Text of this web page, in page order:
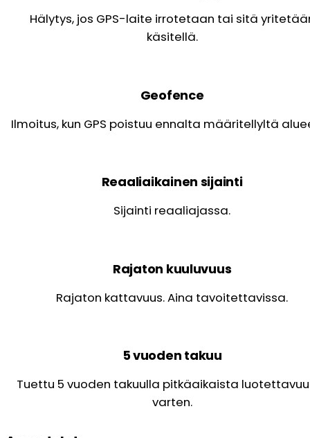
Hälytys, jos GPS-laite irrotetaan tai sitä
käsitellä.
Geofence
Ilmoitus, kun GPS poistuu ennalta määritellyltä
Reaaliaikainen sijainti
Sijainti reaaliajassa.
Rajaton kuuluvuus
Rajaton kattavuus. Aina tavoitettavissa.
5 vuoden takuu
Tuettu 5 vuoden takuulla pitkäaikaista
varten.